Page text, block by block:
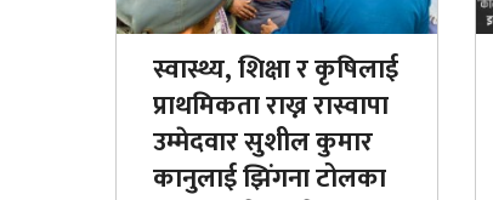
स्वास्थ्य, शिक्षा र कृषिलाई
प्राथमिकता राख्न रास्वापा
उम्मेदवार सुशील कुमार
कानुलाई झिंगना टोलका